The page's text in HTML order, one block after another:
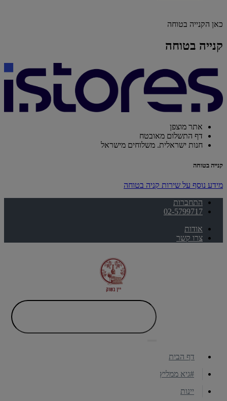
כאן הקנייה בטוחה
קנייה בטוחה
אתר מוצפן
דף התשלום מאובטח
חנות ישראלית. משלוחים מישראל
קנייה בטוחה
מידע נוסף על שירות קניה בטוחה
התחברות
02-5799717
אודות
צרו קשר
דף הבית
#גיא ממליץ
יינות